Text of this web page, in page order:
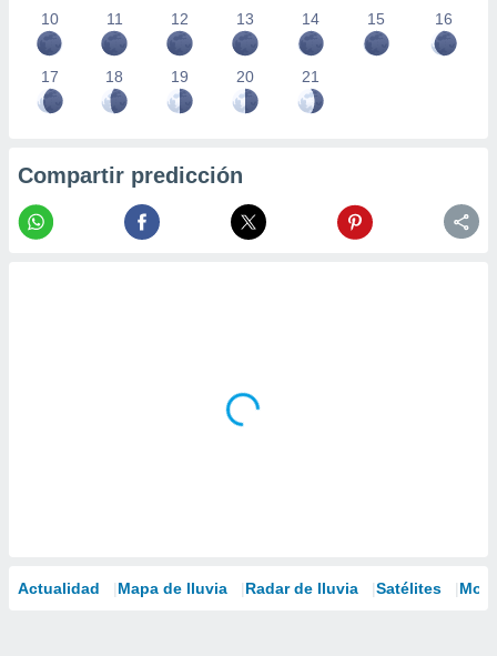
10 11 12 13 14 15 16
17 18 19 20 21
Compartir predicción
Actualidad Mapa de lluvia Radar de lluvia Satélites